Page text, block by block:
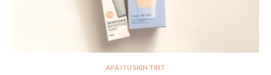
APA ITU SKIN TINT